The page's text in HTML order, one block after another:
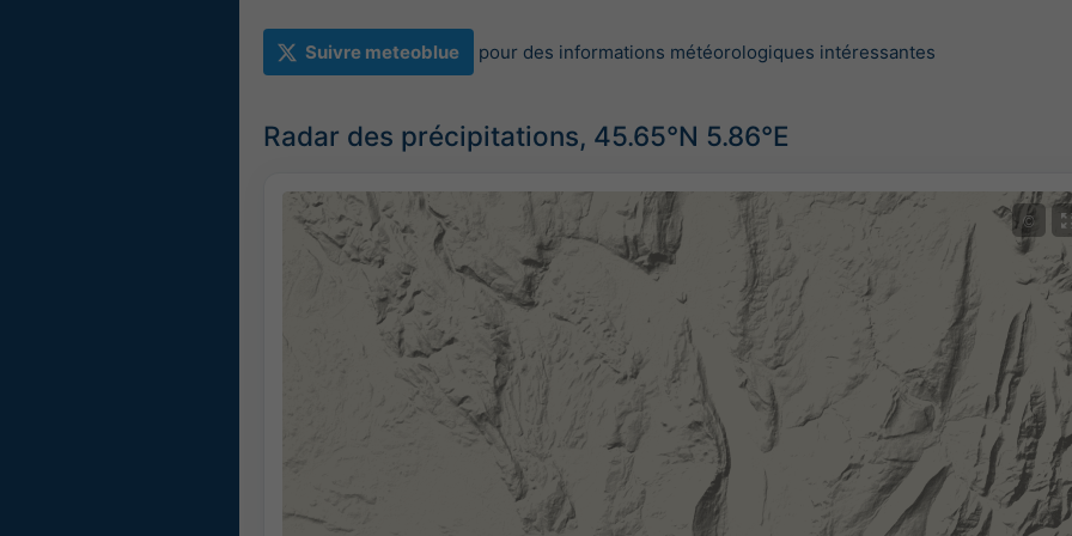
Suivre meteoblue pour des informations météorologiques intéressantes
Radar des précipitations, 45.65°N 5.86°E
©